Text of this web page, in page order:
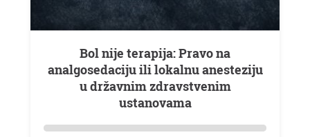
Bol nije terapija: Pravo na
analgosedaciju ili lokalnu anesteziju
u državnim zdravstvenim
ustanovama